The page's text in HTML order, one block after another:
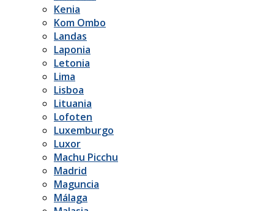
Kenia
Kom Ombo
Landas
Laponia
Letonia
Lima
Lisboa
Lituania
Lofoten
Luxemburgo
Luxor
Machu Picchu
Madrid
Maguncia
Málaga